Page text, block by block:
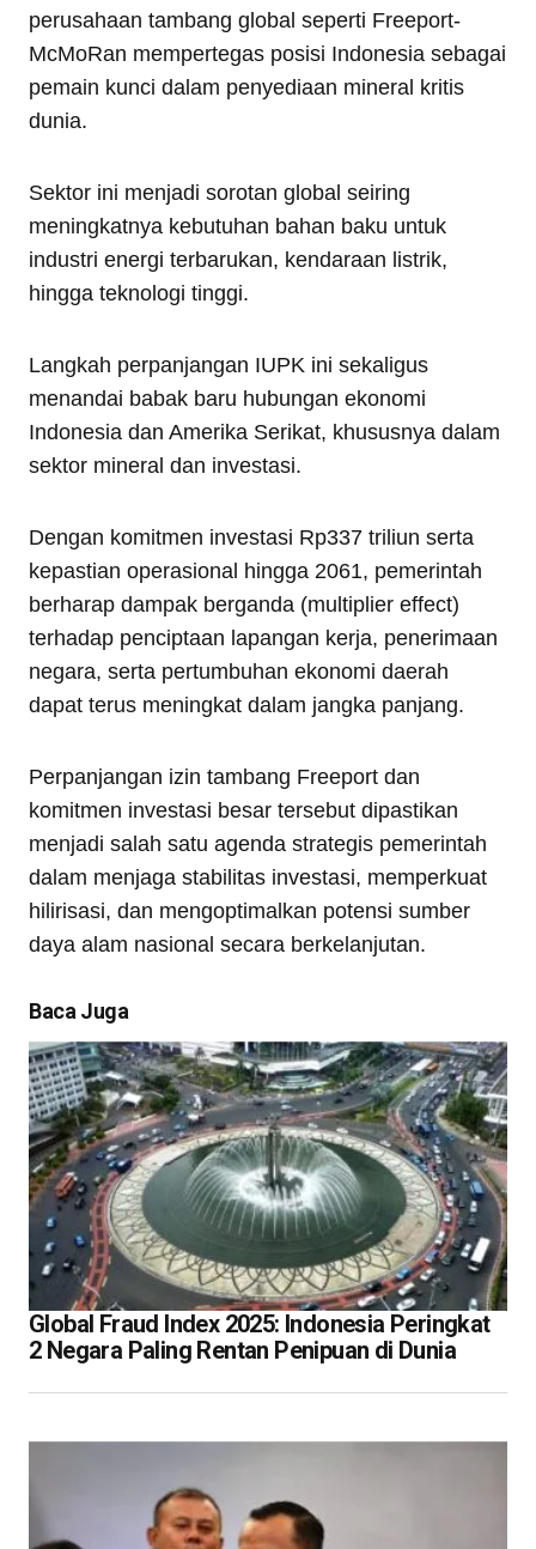
perusahaan tambang global seperti Freeport-
McMoRan mempertegas posisi Indonesia sebagai
pemain kunci dalam penyediaan mineral kritis
dunia.
Sektor ini menjadi sorotan global seiring
meningkatnya kebutuhan bahan baku untuk
industri energi terbarukan, kendaraan listrik,
hingga teknologi tinggi.
Langkah perpanjangan IUPK ini sekaligus
menandai babak baru hubungan ekonomi
Indonesia dan Amerika Serikat, khususnya dalam
sektor mineral dan investasi.
Dengan komitmen investasi Rp337 triliun serta
kepastian operasional hingga 2061, pemerintah
berharap dampak berganda (multiplier effect)
terhadap penciptaan lapangan kerja, penerimaan
negara, serta pertumbuhan ekonomi daerah
dapat terus meningkat dalam jangka panjang.
Perpanjangan izin tambang Freeport dan
komitmen investasi besar tersebut dipastikan
menjadi salah satu agenda strategis pemerintah
dalam menjaga stabilitas investasi, memperkuat
hilirisasi, dan mengoptimalkan potensi sumber
daya alam nasional secara berkelanjutan.
Baca Juga
Global Fraud Index 2025: Indonesia Peringkat
2 Negara Paling Rentan Penipuan di Dunia